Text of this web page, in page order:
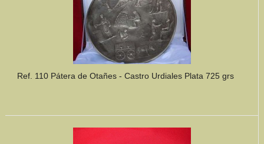
Ref. 110 Pátera de Otañes - Castro Urdiales Plata 725 grs